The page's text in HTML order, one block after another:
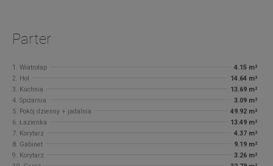
Parter
1. Wiatrołap
4.15 m²
2. Hol
14.64 m²
3. Kuchnia
13.69 m²
4. Spiżarnia
3.09 m²
5. Pokój dzienny + jadalnia
49.92 m²
6. Łazienka
13.49 m²
7. Korytarz
4.37 m²
8. Gabinet
9.19 m²
9. Korytarz
3.26 m²